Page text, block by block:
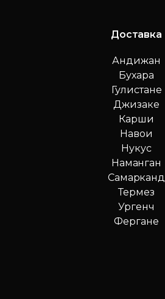
Доставка
Андижан
Бухара
Гулистане
Джизаке
Карши
Навои
Нукус
Наманган
Самарканд
Термез
Ургенч
Фергане